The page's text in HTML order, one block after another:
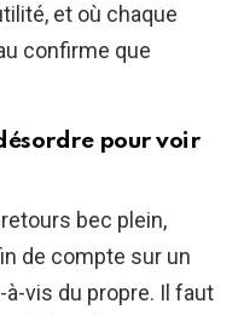
et où chaque
confirme que
pour voir
bec plein,
de compte sur un
vis du propre. Il faut